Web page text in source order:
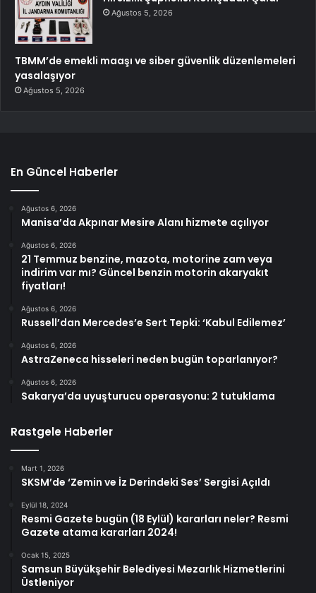
Ağustos 5, 2026
TBMM’de emekli maaşı ve siber güvenlik düzenlemeleri
yasalaşıyor
Ağustos 5, 2026
En Güncel Haberler
Ağustos 6, 2026
Manisa’da Akpınar Mesire Alanı hizmete açılıyor
Ağustos 6, 2026
21 Temmuz benzine, mazota, motorine zam veya
indirim var mı? Güncel benzin motorin akaryakıt
fiyatları!
Ağustos 6, 2026
Russell’dan Mercedes’e Sert Tepki: ‘Kabul Edilemez’
Ağustos 6, 2026
AstraZeneca hisseleri neden bugün toparlanıyor?
Ağustos 6, 2026
Sakarya’da uyuşturucu operasyonu: 2 tutuklama
Rastgele Haberler
Mart 1, 2026
SKSM’de ‘Zemin ve İz Derindeki Ses’ Sergisi Açıldı
Eylül 18, 2024
Resmi Gazete bugün (18 Eylül) kararları neler? Resmi
Gazete atama kararları 2024!
Ocak 15, 2025
Samsun Büyükşehir Belediyesi Mezarlık Hizmetlerini
Üstleniyor